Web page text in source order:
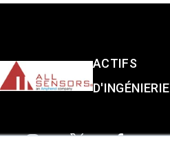
ACTIFS
D'INGÉNIERIE